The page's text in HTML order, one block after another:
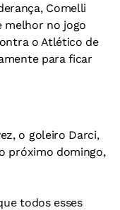
Comelli
melhor no jogo
o Atlético de
para ficar
o goleiro Darci,
próximo domingo,
todos esses